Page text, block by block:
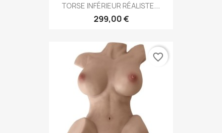
TORSE INFÉRIEUR RÉALISTE...
299,00 €
favorite_border